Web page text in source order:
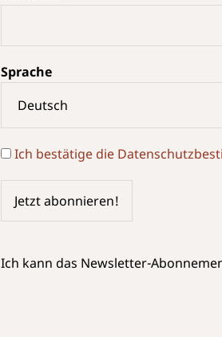
Sprache
Ich bestätige die
Ich kann das Newsletter-